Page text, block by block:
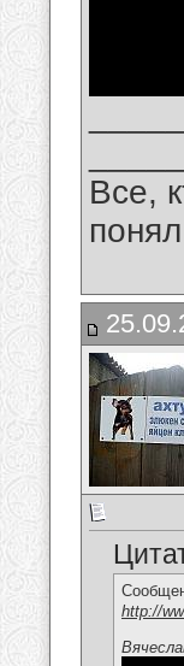
Все,
http://